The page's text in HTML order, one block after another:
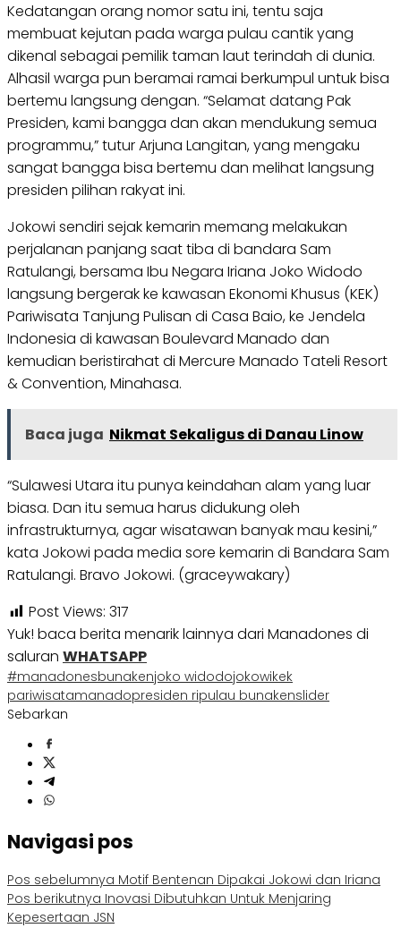
Kedatangan orang nomor satu ini, tentu saja
membuat kejutan pada warga pulau cantik yang
dikenal sebagai pemilik taman laut terindah di dunia.
Alhasil warga pun beramai ramai berkumpul untuk bisa
bertemu langsung dengan. “Selamat datang Pak
Presiden, kami bangga dan akan mendukung semua
programmu,” tutur Arjuna Langitan, yang mengaku
sangat bangga bisa bertemu dan melihat langsung
presiden pilihan rakyat ini.
Jokowi sendiri sejak kemarin memang melakukan
perjalanan panjang saat tiba di bandara Sam
Ratulangi, bersama Ibu Negara Iriana Joko Widodo
langsung bergerak ke kawasan Ekonomi Khusus (KEK)
Pariwisata Tanjung Pulisan di Casa Baio, ke Jendela
Indonesia di kawasan Boulevard Manado dan
kemudian beristirahat di Mercure Manado Tateli Resort
& Convention, Minahasa.
Baca juga Nikmat Sekaligus di Danau Linow
“Sulawesi Utara itu punya keindahan alam yang luar
biasa. Dan itu semua harus didukung oleh
infrastrukturnya, agar wisatawan banyak mau kesini,”
kata Jokowi pada media sore kemarin di Bandara Sam
Ratulangi. Bravo Jokowi. (graceywakary)
Post Views: 317
Yuk! baca berita menarik lainnya dari Manadones di
saluran WHATSAPP
#manadonesbunakenjoko widodojokowikek
pariwisatamanadopresiden ripulau bunakenslider
Sebarkan
Navigasi pos
Pos sebelumnya Motif Bentenan Dipakai Jokowi dan Iriana
Pos berikutnya Inovasi Dibutuhkan Untuk Menjaring
Kepesertaan JSN